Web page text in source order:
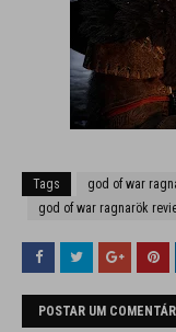
Tags god of war
god of war ragnarök
POSTAR UM